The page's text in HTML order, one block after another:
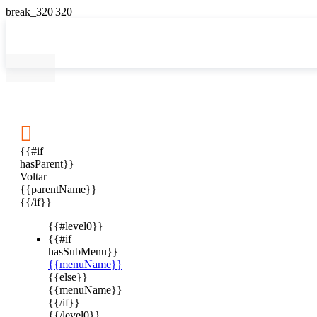

{{#if
hasParent}}
Voltar
{{parentName}}
{{/if}}
{{#level0}}
{{#if
hasSubMenu}}
{{menuName}}
{{else}}
{{menuName}}
{{/if}}